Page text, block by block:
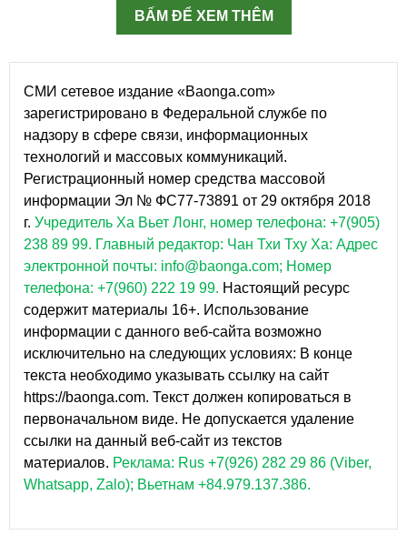
BẤM ĐỂ XEM THÊM
СМИ сетевое издание «Baonga.com»
зарегистрировано в Федеральной службе по
надзору в сфере связи, информационных
технологий и массовых коммуникаций.
Регистрационный номер средства массовой
информации Эл № ФС77-73891 от 29 октября 2018
г. Учредитель Ха Вьет Лонг, номер телефона: +7(905)
238 89 99. Главный редактор: Чан Тхи Тху Ха: Адрес
электронной почты: info@baonga.com; Номер
телефона: +7(960) 222 19 99. Настоящий ресурс
содержит материалы 16+. Использование
информации с данного веб-сайта возможно
исключительно на следующих условиях: В конце
текста необходимо указывать ссылку на сайт
https://baonga.com. Текст должен копироваться в
первоначальном виде. Не допускается удаление
ссылки на данный веб-сайт из текстов
материалов. Реклама: Rus +7(926) 282 29 86 (Viber,
Whatsapp, Zalo); Вьетнам +84.979.137.386.